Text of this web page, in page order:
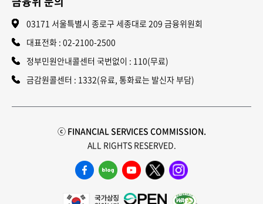
03171 서울특별시 종로구 세종대로 209 금융위원회
대표전화 : 02-2100-2500
정부민원안내콜센터 국번없이 : 110(무료)
금감원콜센터 : 1332(유료, 통화료는 발신자 부담)
ⓒ FINANCIAL SERVICES COMMISSION.
ALL RIGHTS RESERVED.